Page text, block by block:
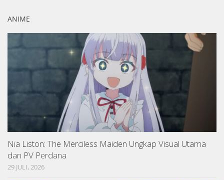
ANIME
Nia Liston: The Merciless Maiden Ungkap Visual Utama
dan PV Perdana
29 JULI, 2026